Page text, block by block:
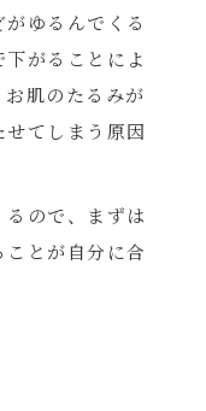
ゆるんでくる
がることによ
肌のたるみが
てしまう原因
ので、まずは
とが自分に合